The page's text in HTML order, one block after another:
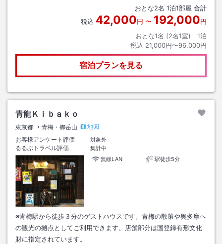
おとな2名 1泊1部屋 合計
税込 42,000円 〜 192,000円
おとな1名 (2名1室)｜ 1泊
税込 21,000円〜96,000円
宿泊プランを見る
青龍Ｋｉｂａｋｏ
東京都 青梅・御岳山
地図
お客様アンケート評価
対象外
るるぶトラベル評価
集計中
無線LAN
駅徒歩5分
※青梅駅から徒歩３分のゲストハウスです。青梅の散策や奥多摩へ
の観光の拠点としてご利用できます。店舗部分は国登録有形文化
財に指定されています。